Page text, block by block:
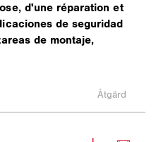
d'une réparation et
de seguridad
de montaje,